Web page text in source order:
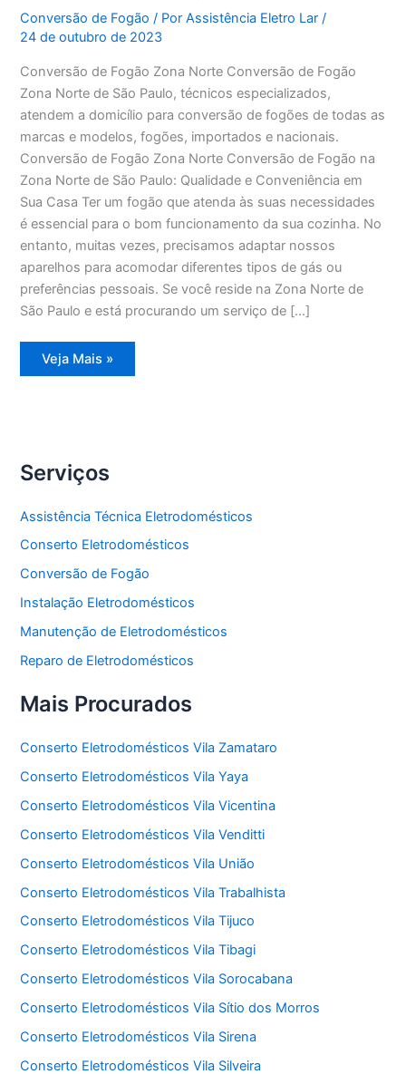
Conversão de Fogão / PorAssistência Eletro Lar/
24 de outubro de 2023
Conversão de Fogão Zona Norte Conversão de Fogão
Zona Norte de São Paulo, técnicos especializados,
atendem a domicílio para conversão de fogões de todas as
marcas e modelos, fogões, importados e nacionais.
Conversão de Fogão Zona Norte Conversão de Fogão na
Zona Norte de São Paulo: Qualidade e Conveniência em
Sua Casa Ter um fogão que atenda às suas necessidades
é essencial para o bom funcionamento da sua cozinha. No
entanto, muitas vezes, precisamos adaptar nossos
aparelhos para acomodar diferentes tipos de gás ou
preferências pessoais. Se você reside na Zona Norte de
São Paulo e está procurando um serviço de […]
Conversão
de
Veja Mais »
Serviços
Assistência Técnica Eletrodomésticos
Conserto Eletrodomésticos
Conversão de Fogão
Instalação Eletrodomésticos
Manutenção de Eletrodomésticos
Reparo de Eletrodomésticos
Mais Procurados
Conserto Eletrodomésticos Vila Zamataro
Conserto Eletrodomésticos Vila Yaya
Conserto Eletrodomésticos Vila Vicentina
Conserto Eletrodomésticos Vila Venditti
Conserto Eletrodomésticos Vila União
Conserto Eletrodomésticos Vila Trabalhista
Conserto Eletrodomésticos Vila Tijuco
Conserto Eletrodomésticos Vila Tibagi
Conserto Eletrodomésticos Vila Sorocabana
Conserto Eletrodomésticos Vila Sítio dos Morros
Conserto Eletrodomésticos Vila Sirena
Conserto Eletrodomésticos Vila Silveira